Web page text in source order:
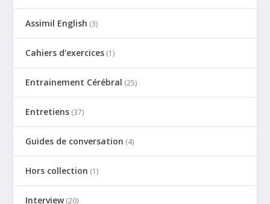
Assimil English (3)
Cahiers d'exercices (1)
Entrainement Cérébral (25)
Entretiens (37)
Guides de conversation (4)
Hors collection (1)
Interview(20)